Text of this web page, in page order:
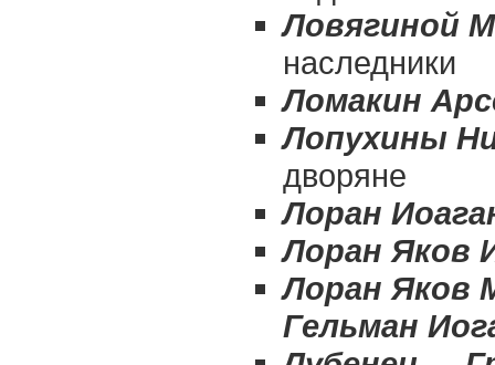
Ловягиной
наследники
Ломакин
Лопухины
дворяне
Лоран
Лоран Яков
Лоран Яков
Гельман